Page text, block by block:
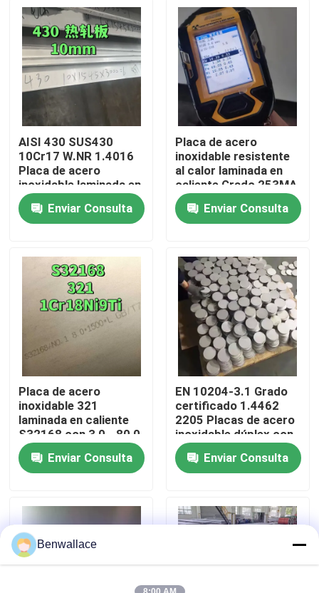
En casa
Productos
Los vídeos
Sobre nosotros
recorrido por la fábrica
Control de calidad
Contacta con nosotros
Casos de trabajo
AISI 430 SUS430
10Cr17 W.NR 1.4016
Placa de acero
inoxidable laminada en
caliente
10*1500*6000
Superficie NO.1
Enviar Consulta
Placa de acero
inoxidable resistente
al calor laminada en
caliente Grado 253MA
/ S30815 con
superficie decapada
Enviar Consulta
Placa de acero
inoxidable 321
laminada en caliente
S32168 con 3,0 - 80,0
mm de espesor y
resistencia a la
corrosión
Enviar Consulta
EN 10204-3.1 Grado
certificado 1.4462
2205 Placas de acero
inoxidable dúplex con
técnica de laminado
en calienteEnviar Consulta
Benwallace